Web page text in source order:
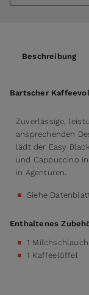
Beschreibung
Bartscher
Zuverlässige,
ansprechenden
lädt der Easy
und Cappuccino
in Agenturen.
Siehe
Enthaltenes
1
1 Kaffeelöffel